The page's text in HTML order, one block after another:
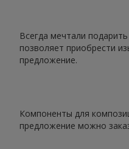
Всегда мечтали подарить
позволяет приобрести
предложение.
Компоненты для
предложение можно